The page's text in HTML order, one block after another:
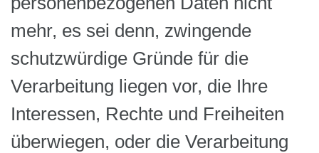
mehr, es sei denn, zwingende
schutzwürdige Gründe für die
Verarbeitung liegen vor, die Ihre
Interessen, Rechte und Freiheiten
überwiegen, oder die Verarbeitung